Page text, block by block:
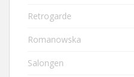
Retrogarde
Romanowska
Salongen